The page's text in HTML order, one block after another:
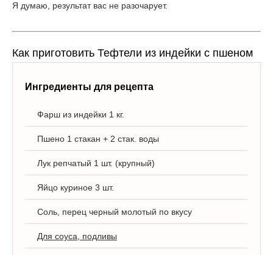
Я думаю, результат вас не разочарует.
Как приготовить Тефтели из индейки с пшеном
Ингредиенты для рецепта
Фарш из индейки 1 кг.
Пшено 1 стакан + 2 стак. воды
Лук репчатый 1 шт. (крупный)
Яйцо куриное 3 шт.
Соль, перец черный молотый по вкусу
Для соуса, подливы